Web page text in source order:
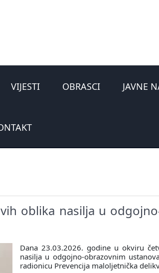
VIJESTI OBRASCI JAVNE
oblika nasilja u
Dana 23.03.2026. godine u okviru
nasilja u odgojno-obrazovnim
radionicu Prevencija maloljetnička